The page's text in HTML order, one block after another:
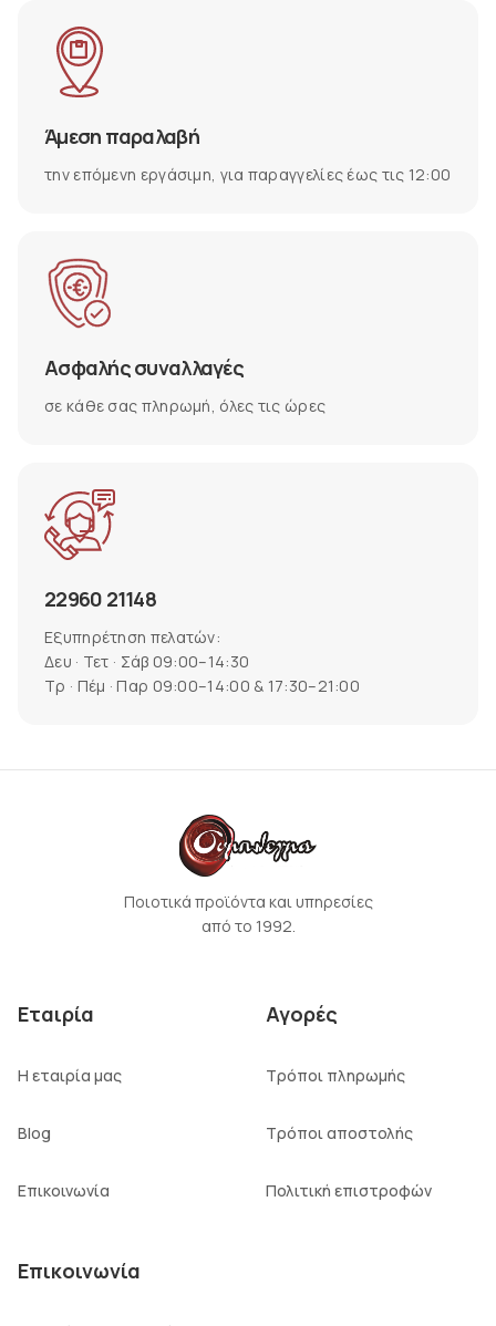
Άμεση παραλαβή
την επόμενη εργάσιμη, για παραγγελίες έως τις 12:00
Ασφαλής συναλλαγές
σε κάθε σας πληρωμή, όλες τις ώρες
22960 21148
Εξυπηρέτηση πελατών:
Δευ · Τετ · Σάβ 09:00–14:30
Τρ · Πέμ · Παρ 09:00–14:00 & 17:30–21:00
Ποιοτικά προϊόντα και υπηρεσίες
από το 1992.
Εταιρία
Η εταιρία μας
Blog
Επικοινωνία
Αγορές
Τρόποι πληρωμής
Τρόποι αποστολής
Πολιτική επιστροφών
Επικοινωνία